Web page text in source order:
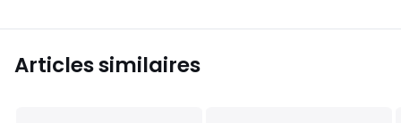
Articles similaires